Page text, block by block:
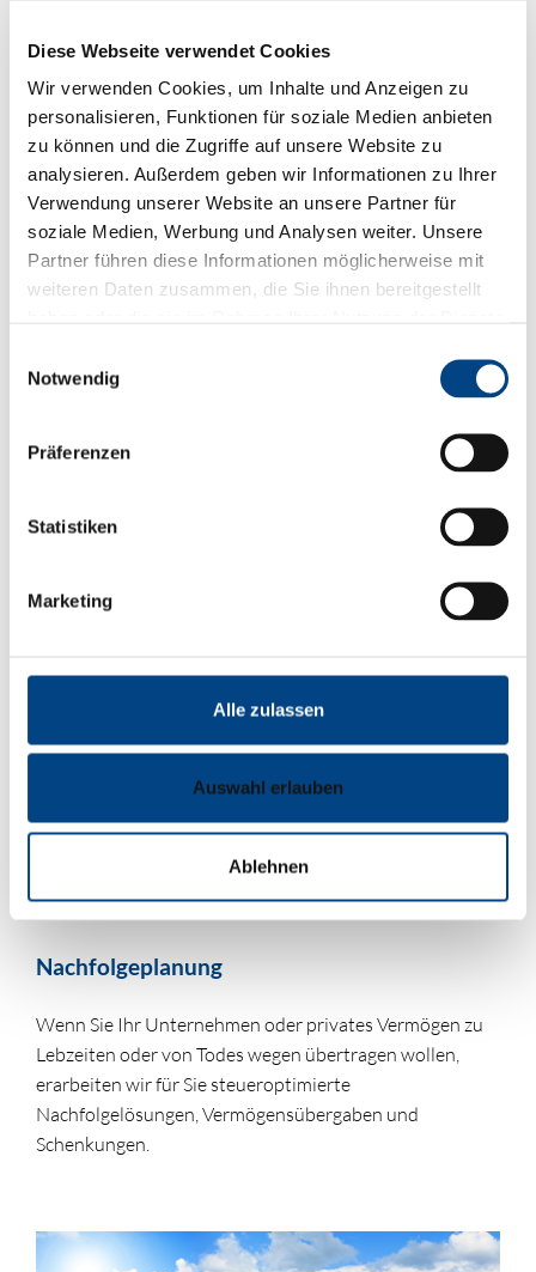
Diese Webseite verwendet Cookies
Wir verwenden Cookies, um Inhalte und Anzeigen zu
personalisieren, Funktionen für soziale Medien anbieten
zu können und die Zugriffe auf unsere Website zu
analysieren. Außerdem geben wir Informationen zu Ihrer
Verwendung unserer Website an unsere Partner für
soziale Medien, Werbung und Analysen weiter. Unsere
Partner führen diese Informationen möglicherweise mit
weiteren Daten zusammen, die Sie ihnen bereitgestellt
Notwendig
Präferenzen
Statistiken
Marketing
Alle zulassen
Auswahl erlauben
Ablehnen
Unternehmen gründen wollen, unterstützen wir Sie
dabei sehr gerne.
Nachfolgeplanung
Wenn Sie Ihr Unternehmen oder privates Vermögen zu
Lebzeiten oder von Todes wegen übertragen wollen,
erarbeiten wir für Sie steueroptimierte
Nachfolgelösungen, Vermögensübergaben und
Schenkungen.